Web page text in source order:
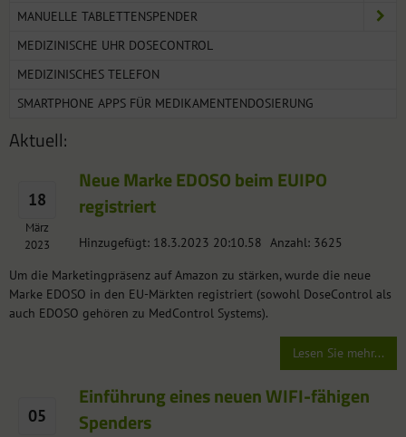
MANUELLE TABLETTENSPENDER
MEDIZINISCHE UHR DOSECONTROL
MEDIZINISCHES TELEFON
SMARTPHONE APPS FÜR MEDIKAMENTENDOSIERUNG
Aktuell:
18
März
2023
Neue Marke EDOSO beim EUIPO
registriert
Hinzugefügt: 18.3.2023 20:10.58 Anzahl: 3625
Um die Marketingpräsenz auf Amazon zu stärken, wurde die neue
Marke EDOSO in den EU-Märkten registriert (sowohl DoseControl als
auch EDOSO gehören zu MedControl Systems).
Lesen Sie mehr...
05
Einführung eines neuen WIFI-fähigen
Spenders